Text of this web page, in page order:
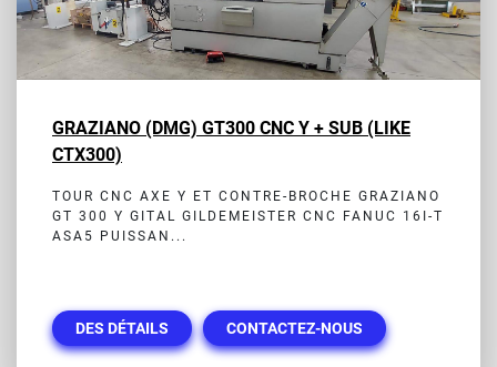
GRAZIANO (DMG) GT300 CNC Y + SUB (LIKE
CTX300)
TOUR CNC AXE Y ET CONTRE-BROCHE GRAZIANO
GT 300 Y GITAL GILDEMEISTER CNC FANUC 16I-T
ASA5 PUISSAN...
DES DÉTAILS CONTACTEZ-NOUS